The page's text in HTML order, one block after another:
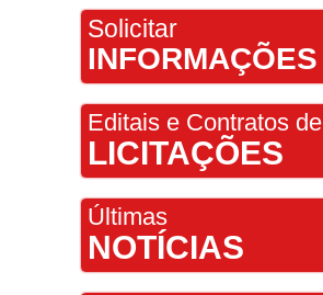
Solicitar
INFORMAÇÕES
Editais e Contratos de
LICITAÇÕES
Últimas
NOTÍCIAS